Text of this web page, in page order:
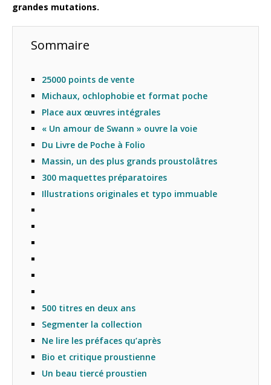
grandes mutations.
Sommaire
25000 points de vente
Michaux, ochlophobie et format poche
Place aux œuvres intégrales
« Un amour de Swann » ouvre la voie
Du Livre de Poche à Folio
Massin, un des plus grands proustolâtres
300 maquettes préparatoires
Illustrations originales et typo immuable
500 titres en deux ans
Segmenter la collection
Ne lire les préfaces qu’après
Bio et critique proustienne
Un beau tiercé proustien